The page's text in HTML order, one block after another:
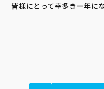
皆様にとって幸多き一年に